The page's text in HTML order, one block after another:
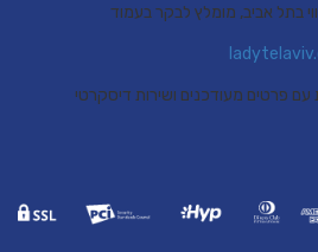
בתל אביב, מומלץ לבקר בעמוד
עם פרטים מעודכנים ושירות דיסקרטי